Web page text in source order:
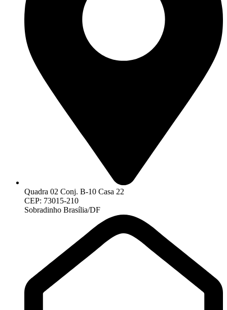
Quadra 02 Conj. B-10 Casa 22
CEP: 73015-210
Sobradinho Brasília/DF